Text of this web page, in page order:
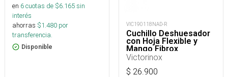
en 6cuotas de $6.165sin
interés
ahorras $1.480 por
transferencia.
Disponible
VIC190118NAD-R
Cuchillo Deshuesador
con Hoja Flexible y
Mango Fibrox
Victorinox
$ 26.900